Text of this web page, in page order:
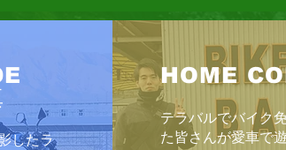
ツーリング2026 6/28
したラ
HOME
テラバルでバイク
た皆さんが愛車で